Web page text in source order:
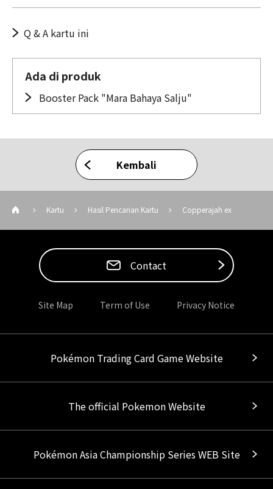
Q & A kartu ini
Ada di produk
Booster Pack "Mara Bahaya Salju"
Kembali
Kartu Hasil Pencarian Kartu Copperajah ex
Contact
Site Map Term of Use Privacy Notice
Pokémon Trading Card Game Website
The official Pokemon Website
Pokémon Asia Championship Series WEB Site